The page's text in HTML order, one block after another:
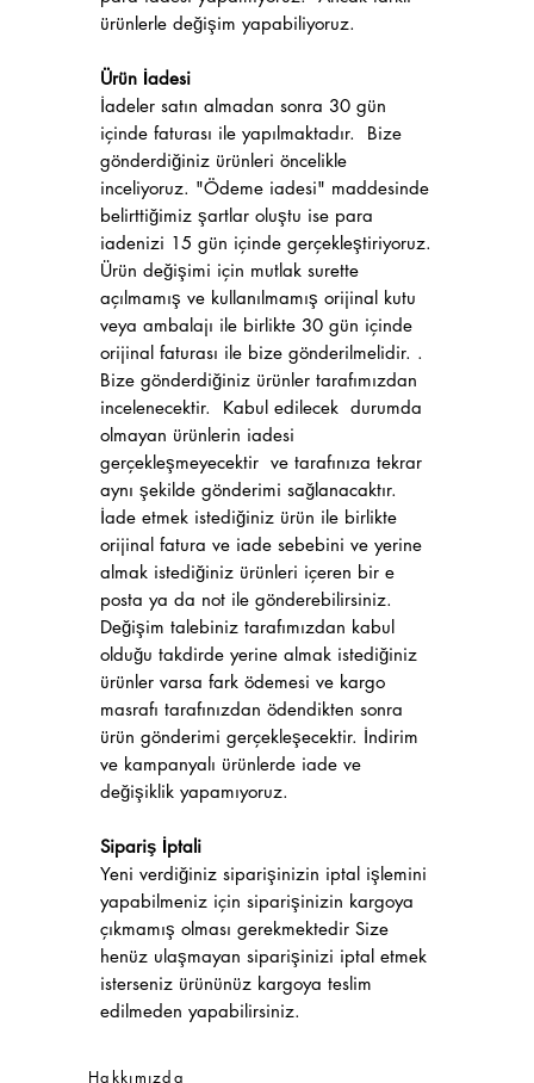
ürünlerle değişim yapabiliyoruz.
Ürün İadesi
İadeler satın almadan sonra 30 gün
içinde faturası ile yapılmaktadır. Bize
gönderdiğiniz ürünleri öncelikle
inceliyoruz. "Ödeme iadesi" maddesinde
belirttiğimiz şartlar oluştu ise para
iadenizi 15 gün içinde gerçekleştiriyoruz.
Ürün değişimi için mutlak surette
açılmamış ve kullanılmamış orijinal kutu
veya ambalajı ile birlikte 30 gün içinde
orijinal faturası ile bize gönderilmelidir. .
Bize gönderdiğiniz ürünler tarafımızdan
incelenecektir. Kabul edilecek durumda
olmayan ürünlerin iadesi
gerçekleşmeyecektir ve tarafınıza tekrar
aynı şekilde gönderimi sağlanacaktır.
İade etmek istediğiniz ürün ile birlikte
orijinal fatura ve iade sebebini ve yerine
almak istediğiniz ürünleri içeren bir e
posta ya da not ile gönderebilirsiniz.
Değişim talebiniz tarafımızdan kabul
olduğu takdirde yerine almak istediğiniz
ürünler varsa fark ödemesi ve kargo
masrafı tarafınızdan ödendikten sonra
ürün gönderimi gerçekleşecektir. İndirim
ve kampanyalı ürünlerde iade ve
değişiklik yapamıyoruz.
Sipariş İptali
Yeni verdiğiniz siparişinizin iptal işlemini
yapabilmeniz için siparişinizin kargoya
çıkmamış olması gerekmektedir Size
henüz ulaşmayan siparişinizi iptal etmek
isterseniz ürününüz kargoya teslim
edilmeden yapabilirsiniz.
Hakkımızda